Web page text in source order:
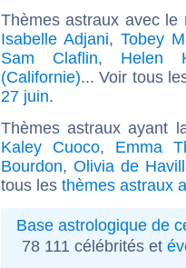
Thèmes astraux avec
Isabelle Adjani, Tobey
Sam Claflin, Helen
(Californie)... Voir tous
27 juin.
Thèmes astraux ayant
Kaley Cuoco, Emma
Bourdon, Olivia de
tous les thèmes astraux
Base astrologique de
78 111 célébrités et